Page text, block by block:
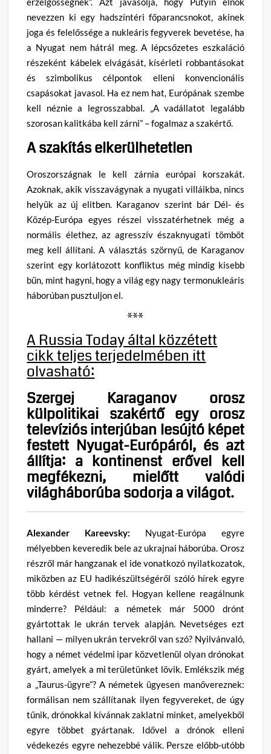
nevezzen ki egy hadszíntéri főparancsnokot, akinek
joga és felelőssége a nukleáris fegyverek bevetése, ha
a Nyugat nem hátrál meg. A lépcsőzetes eszkaláció
részeként kábelek elvágását, kísérleti robbantásokat
és szimbolikus célpontok elleni konvencionális
csapásokat javasol. Ha ez nem hat, Európának szembe
kell néznie a legrosszabbal. „A vadállatot legalább
szorosan kalitkába kell zárni” – fogalmaz a szakértő.
A szakítás elkerülhetetlen
Oroszországnak le kell zárnia európai korszakát.
Azoknak, akik visszavágynak a nyugati villáikba, nincs
helyük az új elitben. Karaganov szerint bár Dél- és
Közép-Európa egyes részei visszatérhetnek még a
normális élethez, az agresszív északnyugati tömböt
meg kell állítani. A választás szörnyű, de Karaganov
szerint egy korlátozott konfliktus még mindig kisebb
bűn, mint hagyni, hogy a világ egy nagy termonukleáris
háborúban pusztuljon el.
***
A Russia Today által közzétett
cikk teljes terjedelmében itt
olvasható:
Szergej Karaganov orosz
külpolitikai szakértő egy orosz
televíziós interjúban lesújtó képet
festett Nyugat-Európáról, és azt
állítja: a kontinenst erővel kell
megfékezni, mielőtt valódi
világháborúba sodorja a világot.
Alexander Kareevsky: Nyugat-Európa egyre
mélyebben keveredik bele az ukrajnai háborúba. Orosz
részről már hangzanak el ide vonatkozó nyilatkozatok,
miközben az EU hadikészültségéről szóló hírek egyre
több kérdést vetnek fel. Hogyan kellene reagálnunk
minderre? Például: a németek már 5000 drónt
gyártottak le ukrán tervek alapján. Nevetséges ezt
hallani — milyen ukrán tervekről van szó? Nyilvánvaló,
hogy a német védelmi ipar közvetlenül olyan drónokat
gyárt, amelyek a mi területünket lövik. Emlékszik még
a „Taurus-ügyre”? A németek ügyesen manővereznek:
formálisan nem szállítanak ilyen fegyvereket, de úgy
tűnik, drónokkal kívánnak zaklatni minket, amelyekből
egyre többet gyártanak. Idővel a drónok elleni
védekezés egyre nehezebbé válik. Persze előbb-utóbb